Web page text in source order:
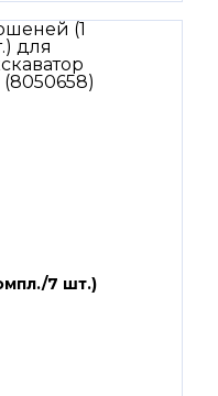
7 шт.)